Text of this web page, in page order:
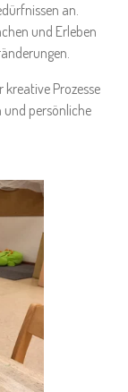
an.
und Erleben
kreative Prozesse
und persönliche